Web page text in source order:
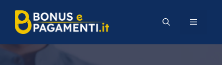
contenuto
MENU